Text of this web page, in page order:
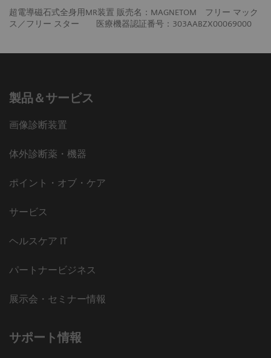
超電導磁石式全身用MR装置 販売名：MAGNETOM フリー マック
ス／フリー スター 医療機器認証番号：303AABZX00069000
製品＆サービス
画像診断装置
体外診断薬・機器
ポイント・オブ・ケア
サービス
ヘルスケア IT
パートナービジネス
展示会・セミナー情報
サポート情報